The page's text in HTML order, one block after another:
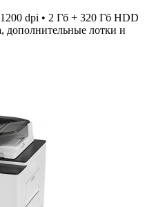
dpi • 2 Гб + 320 Гб HDD
дополнительные лотки и